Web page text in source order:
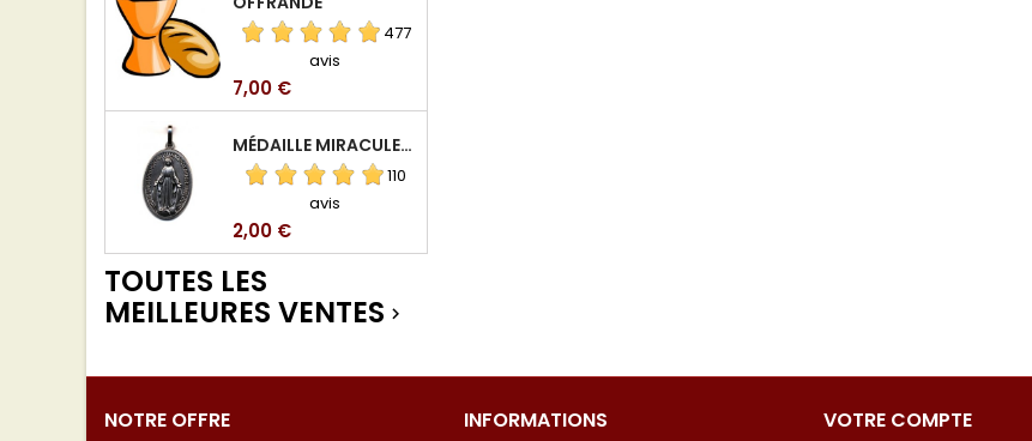
477
avis
Prix
7,00 €
MÉDAILLE MIRACULEUSE DE VIERGE DE LA RUE DU BAC
110
avis
Prix
2,00 €
TOUTES LES
MEILLEURES VENTES 
NOTRE OFFRE INFORMATIONS VOTRE COMPTE